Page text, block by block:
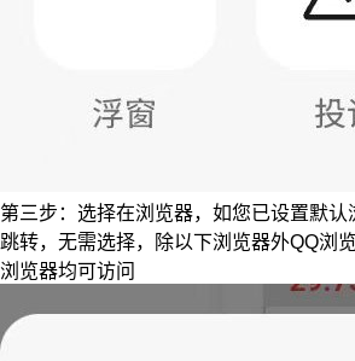
第三步：选择在浏览器，如您已设置默
跳转，无需选择，除以下浏览器外QQ浏
浏览器均可访问